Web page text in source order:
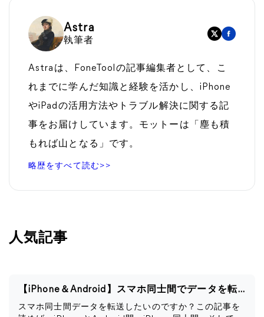
Astra
執筆者
Astraは、FoneToolの記事編集者として、こ
れまでに学んだ知識と経験を活かし、iPhone
やiPadの活用方法やトラブル解決に関する記
事をお届けしています。モットーは「塵も積
もれば山となる」です。
略歴をすべて読む>>
人気記事
【iPhone＆Android】スマホ同士間でデータを転送する方法
スマホ同士間データを転送したいのですか？この記事を